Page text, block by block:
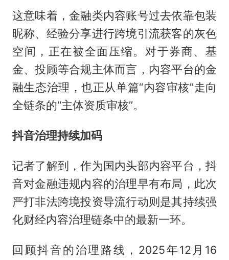
这意味着，金融类内容账号过去依靠包装
昵称、经验分享进行跨境引流获客的灰色
空间，正在被全面压缩。对于券商、基
金、投顾等合规主体而言，内容平台的金
融生态治理，也正从单篇“内容审核”走向
全链条的“主体资质审核”。
抖音治理持续加码
记者了解到，作为国内头部内容平台，抖
音对金融违规内容的治理早有布局，此次
严打非法跨境投资导流行动则是其持续强
化财经内容治理链条中的最新一环。
回顾抖音的治理路线，2025年12月16